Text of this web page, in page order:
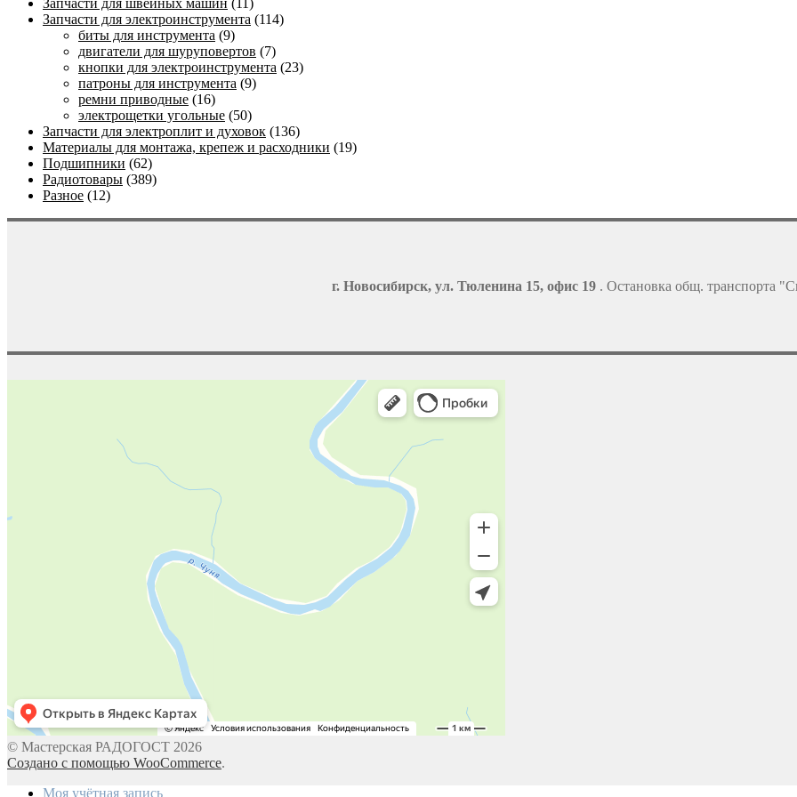
Запчасти для электроинструмента (114)
биты для инструмента (9)
двигатели для шуруповертов (7)
кнопки для электроинструмента (23)
патроны для инструмента (9)
ремни приводные (16)
электрощетки угольные (50)
Запчасти для электроплит и духовок (136)
Материалы для монтажа, крепеж и расходники (19)
Подшипники (62)
Радиотовары (389)
Разное (12)
г. Новосибирск, ул. Тюленина 15, офис 19 . Остановка общ. транспорта
© Мастерская РАДОГОСТ 2026
Создано с помощью WooCommerce.
Моя учётная запись